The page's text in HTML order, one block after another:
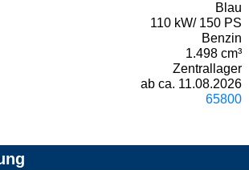
Blau
110 kW/ 150 PS
Benzin
1.498 cm³
Zentrallager
ab ca. 11.08.2026
65800